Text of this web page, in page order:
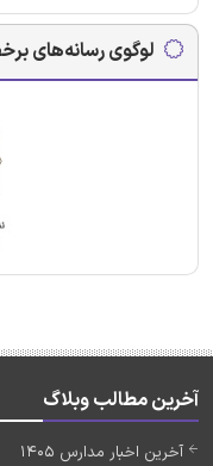
لوگوی رسانه‌های
آخرین مطالب وبلاگ
آخرین اخبار مدارس 1405